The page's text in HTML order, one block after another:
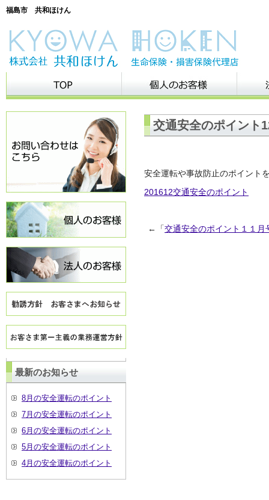
福島市 共和ほけん
交通安全のポイント
安全運転や事故防止のポイント
201612交通安全のポイント
←「交通安全のポイント１１月
最新のお知らせ
8月の安全運転のポイント
7月の安全運転のポイント
6月の安全運転のポイント
5月の安全運転のポイント
4月の安全運転のポイント